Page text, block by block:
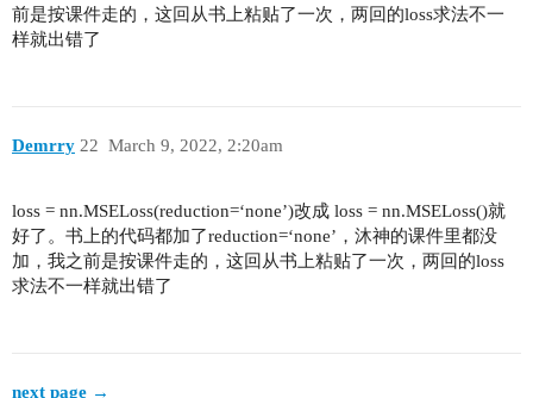
前是按课件走的，这回从书上粘贴了一次，两回的loss求法不一
样就出错了
Demrry March 9, 2022, 2:20am
22
loss = nn.MSELoss(reduction=‘none’)改成 loss = nn.MSELoss()就
好了。书上的代码都加了reduction=‘none’，沐神的课件里都没
加，我之前是按课件走的，这回从书上粘贴了一次，两回的loss
求法不一样就出错了
next page →